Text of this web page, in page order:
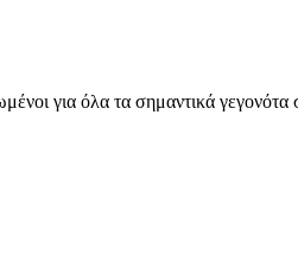
για όλα τα σημαντικά